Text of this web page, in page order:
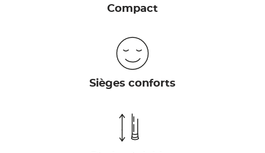
Compact
Sièges conforts